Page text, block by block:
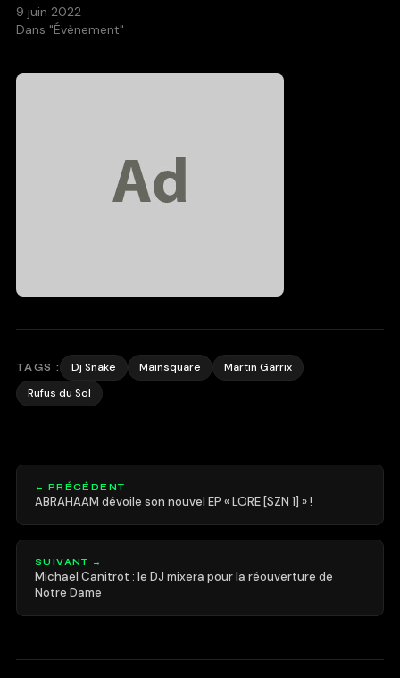
9 juin 2022
Dans "Évènement"
TAGS : Dj Snake Mainsquare
Martin Garrix
Rufus du Sol
← PRÉCÉDENT
ABRAHAAM dévoile son nouvel EP « LORE [SZN 1] » !
SUIVANT →
Michael Canitrot : le DJ mixera pour la réouverture de
Notre Dame